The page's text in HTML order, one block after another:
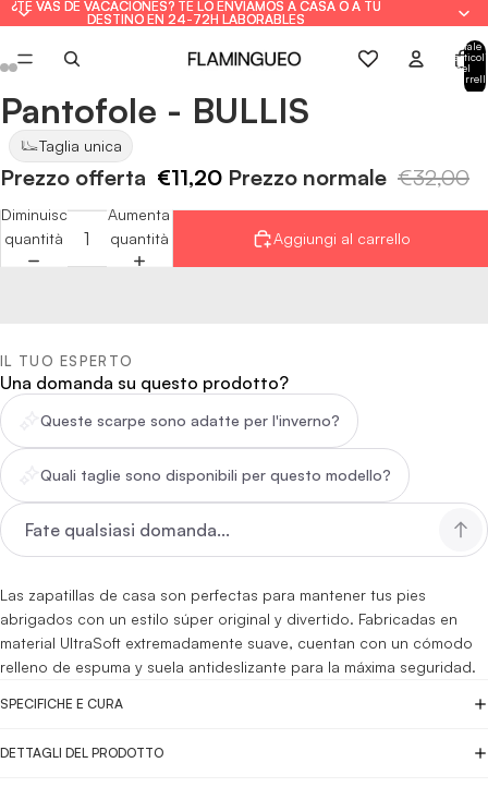
¿TE VAS DE VACACIONES? TE LO ENVIAMOS A CASA O A TU
DESTINO EN 24-72H LABORABLES
¿TE VAS DE VACACIONES? TE LO ENVIAMOS A CASA O A TU
DESTINO EN 24-72H LABORABLES
Totale
articoli
nel
Apri
immagine
schermo
Apri
immagine
schermo
Apri
immagine
schermo
Apri
immagine
schermo
Apri
immagine
schermo
Apri
immagine
schermo
Pantofole - BULLIS
Taglia unica
Prezzo offerta €11,20 Prezzo normale €32,00
Diminuisci
quantità
Aumenta
quantità
Aggiungi al carrello
IL TUO ESPERTO
Una domanda su questo prodotto?
Queste scarpe sono adatte per l'inverno?
Quali taglie sono disponibili per questo modello?
Las zapatillas de casa son perfectas para mantener tus pies
abrigados con un estilo súper original y divertido. Fabricadas en
material UltraSoft extremadamente suave, cuentan con un cómodo
relleno de espuma y suela antideslizante para la máxima seguridad.
SPECIFICHE E CURA
DETTAGLI DEL PRODOTTO